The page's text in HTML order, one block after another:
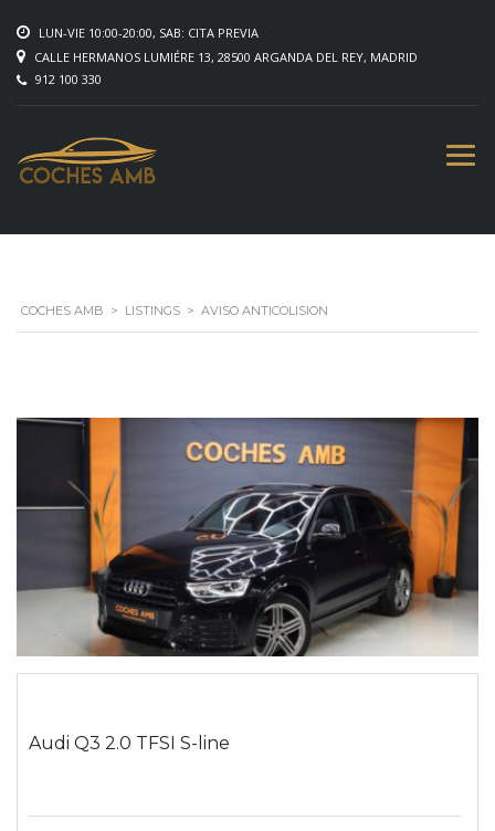
LUN-VIE 10:00-20:00, SAB: CITA PREVIA
CALLE HERMANOS LUMIÉRE 13, 28500 ARGANDA DEL REY, MADRID
912 100 330
COCHES AMB > LISTINGS > AVISO ANTICOLISION
Audi Q3 2.0 TFSI S-line